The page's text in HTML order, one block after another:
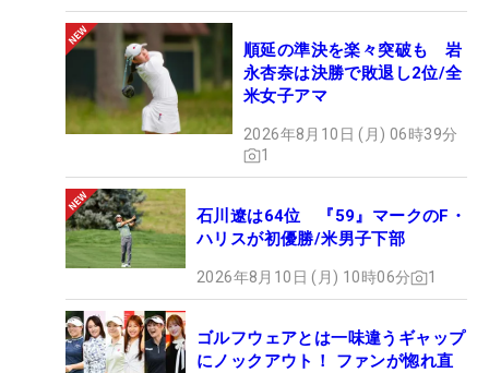
順延の準決を楽々突破も 岩
永杏奈は決勝で敗退し2位/全
米女子アマ
2026年8月10日 (月) 06時39分
1
石川遼は64位 『59』マークのF・
ハリスが初優勝/米男子下部
2026年8月10日 (月) 10時06分 1
ゴルフウェアとは一味違うギャップ
にノックアウト！ ファンが惚れ直